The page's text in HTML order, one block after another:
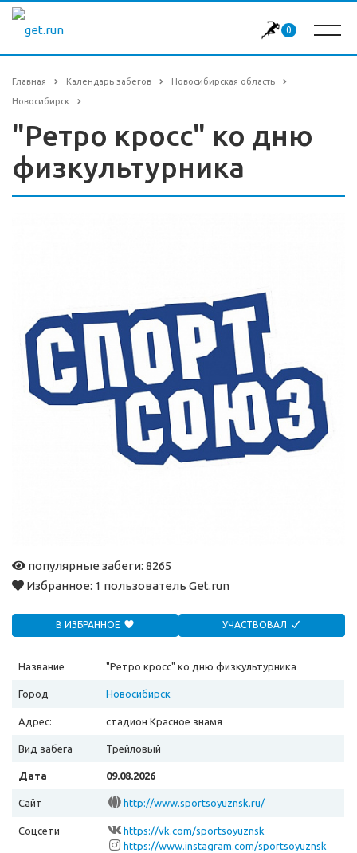
0
Главная Календарь забегов Новосибирская область
Новосибирск
"Ретро кросс" ко дню
физкультурника
популярные забеги: 8265
Избранное: 1 пользователь Get.run
В ИЗБРАННОЕ УЧАСТВОВАЛ
Название "Ретро кросс" ко дню физкультурника
Город Новосибирск
Адрес: стадион Красное знамя
Вид забега Трейловый
Дата 09.08.2026
Сайт http://www.sportsoyuznsk.ru/
Соцсети
https://vk.com/sportsoyuznsk
https://www.instagram.com/sportsoyuznsk